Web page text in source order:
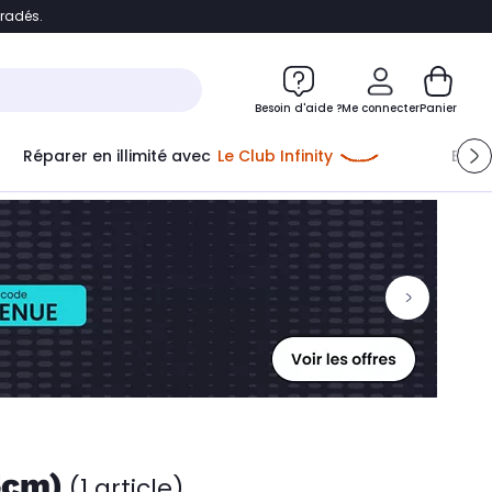
Besoin d'aide ?Me connecter
Me connecter
Nouveau clientCréer mon compte
ou me connecter avec
Panier
Réparer en illimité avec Le Club Infinity